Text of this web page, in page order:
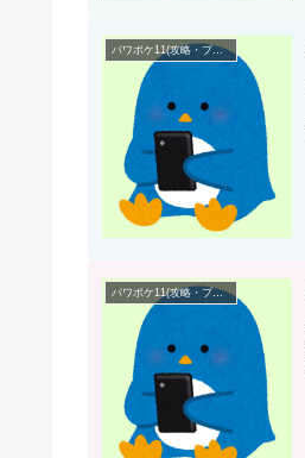
パワポケ11(攻略・プレイ日記)
パワポケ11(攻略・プレイ日記)